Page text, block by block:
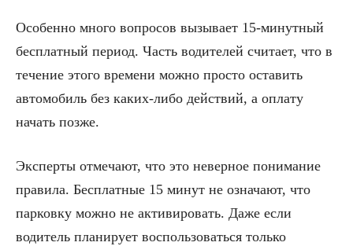
Особенно много вопросов вызывает 15-минутный
бесплатный период. Часть водителей считает, что в
течение этого времени можно просто оставить
автомобиль без каких-либо действий, а оплату
начать позже.
Эксперты отмечают, что это неверное понимание
правила. Бесплатные 15 минут не означают, что
парковку можно не активировать. Даже если
водитель планирует воспользоваться только